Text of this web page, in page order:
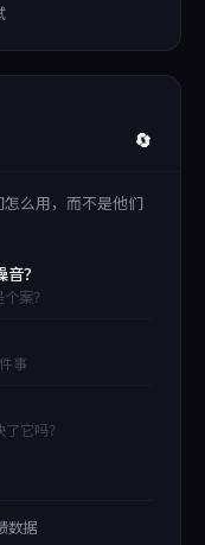
🔄
么用，而不是他们
？
案？
事
它吗？
数据